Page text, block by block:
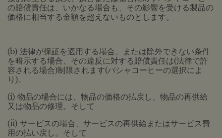
の賠償責任は、いかなる場合も、その影響を受ける製品の
価格に相当する金額を超えないものとします。
(b) 法律が保証を適用する場合、または除外できない条件
を暗示する場合、その違反に対する賠償責任は(法律で許
容される場合)制限されます(バシャコーヒーの選択によ
り)。
(i) 物品の場合には、物品の価格の払戻し、物品の再供給
又は物品の修理。そして
(ii) サービスの場合、サービスの再供給またはサービス費
用の払い戻し。そして